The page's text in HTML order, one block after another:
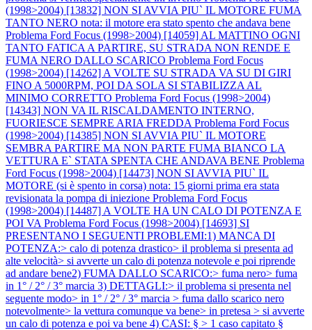
(1998>2004) [13832] NON SI AVVIA PIU` IL MOTORE FUMA
TANTO NERO nota: il motore era stato spento che andava bene
Problema Ford Focus (1998>2004) [14059] AL MATTINO OGNI
TANTO FATICA A PARTIRE, SU STRADA NON RENDE E
FUMA NERO DALLO SCARICO Problema Ford Focus
(1998>2004) [14262] A VOLTE SU STRADA VA SU DI GIRI
FINO A 5000RPM, POI DA SOLA SI STABILIZZA AL
MINIMO CORRETTO Problema Ford Focus (1998>2004)
[14343] NON VA IL RISCALDAMENTO INTERNO,
FUORIESCE SEMPRE ARIA FREDDA Problema Ford Focus
(1998>2004) [14385] NON SI AVVIA PIU` IL MOTORE
SEMBRA PARTIRE MA NON PARTE FUMA BIANCO LA
VETTURA E` STATA SPENTA CHE ANDAVA BENE Problema
Ford Focus (1998>2004) [14473] NON SI AVVIA PIU` IL
MOTORE (si è spento in corsa) nota: 15 giorni prima era stata
revisionata la pompa di iniezione Problema Ford Focus
(1998>2004) [14487] A VOLTE HA UN CALO DI POTENZA E
POI VA Problema Ford Focus (1998>2004) [14693] SI
PRESENTANO I SEGUENTI PROBLEMI:1) MANCA DI
POTENZA:> calo di potenza drastico> il problema si presenta ad
alte velocità> si avverte un calo di potenza notevole e poi riprende
ad andare bene2) FUMA DALLO SCARICO:> fuma nero> fuma
in 1° / 2° / 3° marcia 3) DETTAGLI:> il problema si presenta nel
seguente modo> in 1° / 2° / 3° marcia > fuma dallo scarico nero
notevolmente> la vettura comunque va bene> in pretesa > si avverte
un calo di potenza e poi va bene 4) CASI: § > 1 caso capitato §